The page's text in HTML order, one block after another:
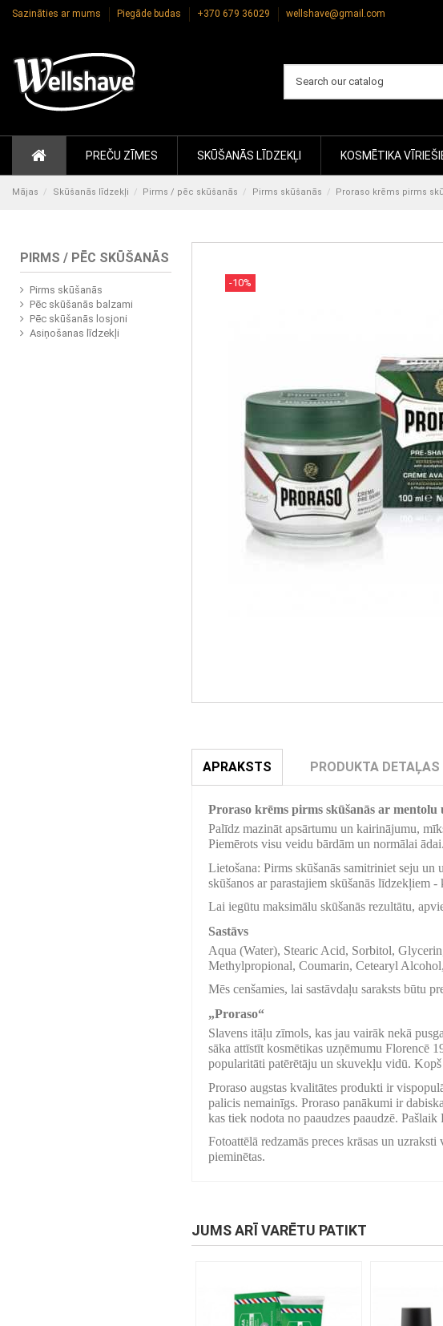
Sazināties ar mums Piegāde budas +370 679 36029 wellshave@gmail.com
PREČU ZĪMES SKŪŠANĀS LĪDZEKĻI KOSMĒTIKA
Mājas Skūšanās līdzekļi Pirms / pēc skūšanās Pirms skūšanās Proraso krēms pirms
-10%
APRAKSTS PRODUKTA DETAĻAS
Proraso krēms pirms skūšanās ar mentolu
Palīdz mazināt apsārtumu un kairinājumu,
Piemērots visu veidu bārdām un normālai ādai.
Lietošana: Pirms skūšanās samitriniet seju
skūšanos ar parastajiem skūšanās līdzekļiem
Lai iegūtu maksimālu skūšanās rezultātu,
Sastāvs
Aqua (Water), Stearic Acid, Sorbitol,
Methylpropional, Coumarin, Cetearyl
Mēs cenšamies, lai sastāvdaļu saraksts būtu
„Proraso“
Slavens itāļu zīmols, kas jau vairāk nekā
sāka attīstīt kosmētikas uzņēmumu Florencē
popularitāti patērētāju un skuvekļu vidū.
Proraso augstas kvalitātes produkti ir
palicis nemainīgs. Proraso panākumi ir
kas tiek nodota no paaudzes paaudzē.
Fotoattēlā redzamās preces krāsas un
pieminētas.
JUMS ARĪ VARĒTU PATIKT
PIRMS / PĒC SKŪŠANĀS
Pirms skūšanās
Pēc skūšanās balzami
Pēc skūšanās losjoni
Asiņošanas līdzekļi